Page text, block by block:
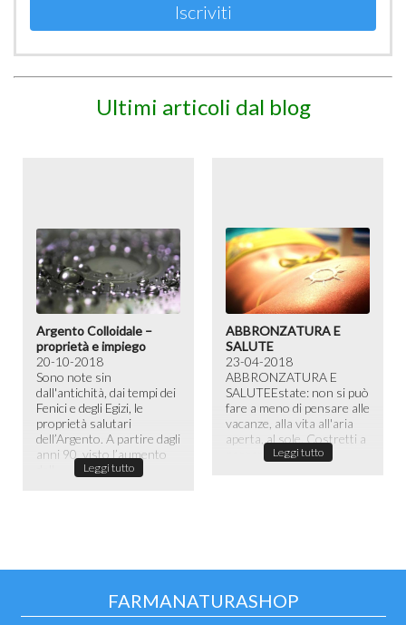
Iscriviti
Ultimi articoli dal blog
Argento Colloidale –
proprietà e impiego
20-10-2018
Sono note sin
dall'antichità, dai tempi dei
Fenici e degli Egizi, le
proprietà salutari
dell’Argento. A partire dagli
anni 90, visto l’aumento
Leggi tutto
ABBRONZATURA E
SALUTE
23-04-2018
ABBRONZATURA E
SALUTE​ Estate: non si può
fare a meno di pensare alle
vacanze, alla vita all'aria
aperta, al sole. Costretti a
passare la maggior ...
Leggi tutto
FARMANATURASHOP